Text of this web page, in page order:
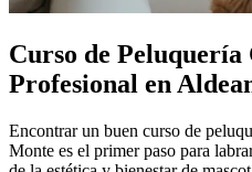
Curso de
Profesional en
Encontrar un buen curso de
Monte es el primer paso para